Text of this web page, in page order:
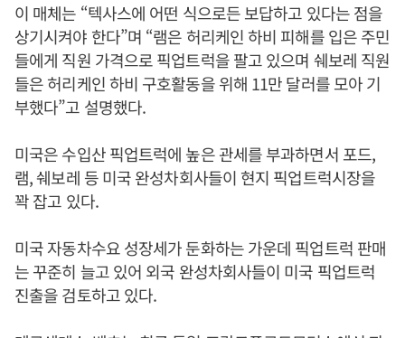
이 매체는 “텍사스에 어떤 식으로든 보답하고 있다는 점을
상기시켜야 한다”며 “램은 허리케인 하비 피해를 입은 주민
들에게 직원 가격으로 픽업트럭을 팔고 있으며 쉐보레 직원
들은 허리케인 하비 구호활동을 위해 11만 달러를 모아 기
부했다”고 설명했다.
미국은 수입산 픽업트럭에 높은 관세를 부과하면서 포드,
램, 쉐보레 등 미국 완성차회사들이 현지 픽업트럭시장을
꽉 잡고 있다.
미국 자동차수요 성장세가 둔화하는 가운데 픽업트럭 판매
는 꾸준히 늘고 있어 외국 완성차회사들이 미국 픽업트럭
진출을 검토하고 있다.